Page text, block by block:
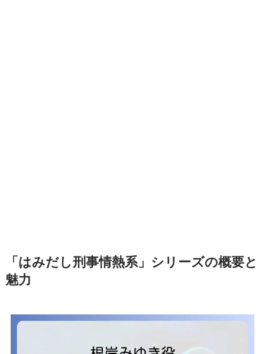
「はみだし刑事情熱系」シリーズの概要と
魅力